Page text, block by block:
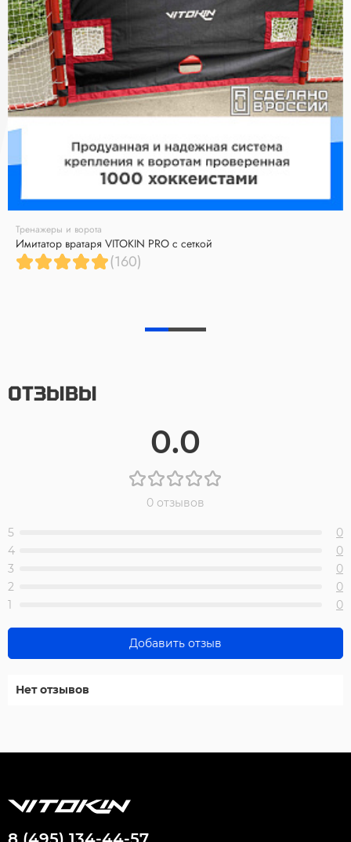
Тренажеры и ворота
Имитатор вратаря VITOKIN PRO с сеткой
(160)
ОТЗЫВЫ
0.0
0 отзывов
5
0
4
0
3
0
2
0
1
0
Добавить отзыв
Нет отзывов